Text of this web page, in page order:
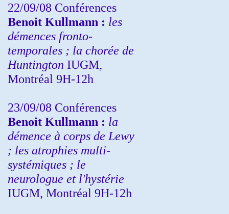
22/09/08 Conférences
Benoit Kullmann : les
démences fronto-
temporales ; la chorée de
Huntington IUGM,
Montréal 9H-12h
23/09/08 Conférences
Benoit Kullmann : la
démence à corps de Lewy
; les atrophies multi-
systémiques ; le
neurologue et l'hystérie
IUGM, Montréal 9H-12h